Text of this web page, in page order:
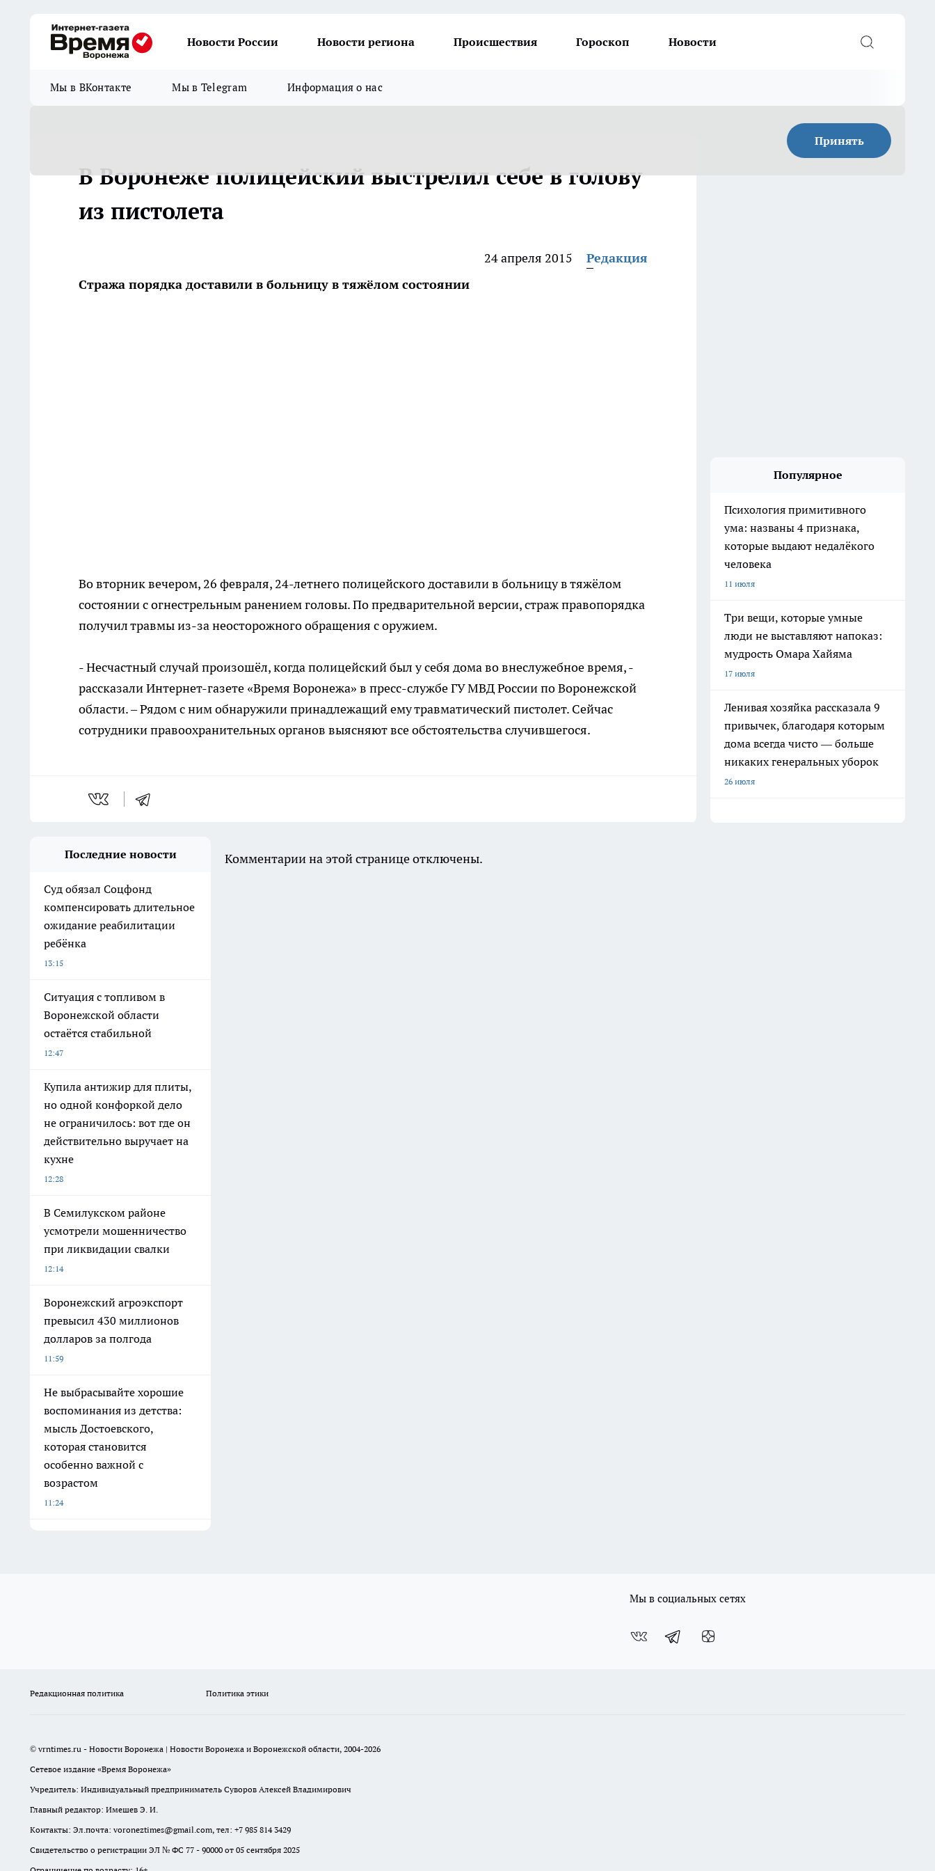
Новости России Новости региона Происшествия Гороскоп Новости
Мы в ВКонтакте Мы в Telegram Информация о нас
Принять
В Воронеже полицейский выстрелил себе в голову
из пистолета
24 апреля 2015
Редакция
Стража порядка доставили в больницу в тяжёлом состоянии
Во вторник вечером, 26 февраля, 24-летнего полицейского доставили в больницу в тяжёлом
состоянии с огнестрельным ранением головы. По предварительной версии, страж правопорядка
получил травмы из-за неосторожного обращения с оружием.
- Несчастный случай произошёл, когда полицейский был у себя дома во внеслужебное время, -
рассказали Интернет-газете «Время Воронежа» в пресс-службе ГУ МВД России по Воронежской
области. – Рядом с ним обнаружили принадлежащий ему травматический пистолет. Сейчас
сотрудники правоохранительных органов выясняют все обстоятельства случившегося.
Популярное
Психология примитивного
ума: названы 4 признака,
которые выдают недалёкого
человека
11 июля
Три вещи, которые умные
люди не выставляют напоказ:
мудрость Омара Хайяма
17 июля
Ленивая хозяйка рассказала 9
привычек, благодаря которым
дома всегда чисто — больше
никаких генеральных уборок
26 июля
Последние новости
Суд обязал Соцфонд
компенсировать длительное
ожидание реабилитации
ребёнка
13:15
Ситуация с топливом в
Воронежской области
остаётся стабильной
12:47
Купила антижир для плиты,
но одной конфоркой дело
не ограничилось: вот где он
действительно выручает на
кухне
12:28
В Семилукском районе
усмотрели мошенничество
при ликвидации свалки
12:14
Воронежский агроэкспорт
превысил 430 миллионов
долларов за полгода
11:59
Не выбрасывайте хорошие
воспоминания из детства:
мысль Достоевского,
которая становится
особенно важной с
возрастом
11:24
Комментарии на этой странице отключены.
Мы в социальных сетях
Редакционная политика Политика этики
© vrntimes.ru - Новости Воронежа | Новости Воронежа и Воронежской области, 2004-2026
Сетевое издание «Время Воронежа»
Учредитель: Индивидуальный предприниматель Суворов Алексей Владимирович
Главный редактор: Имешев Э. И.
Контакты: Эл.почта: voroneztimes@gmail.com, тел: +7 985 814 3429
Свидетельство о регистрации ЭЛ № ФС 77 - 90000 от 05 сентября 2025